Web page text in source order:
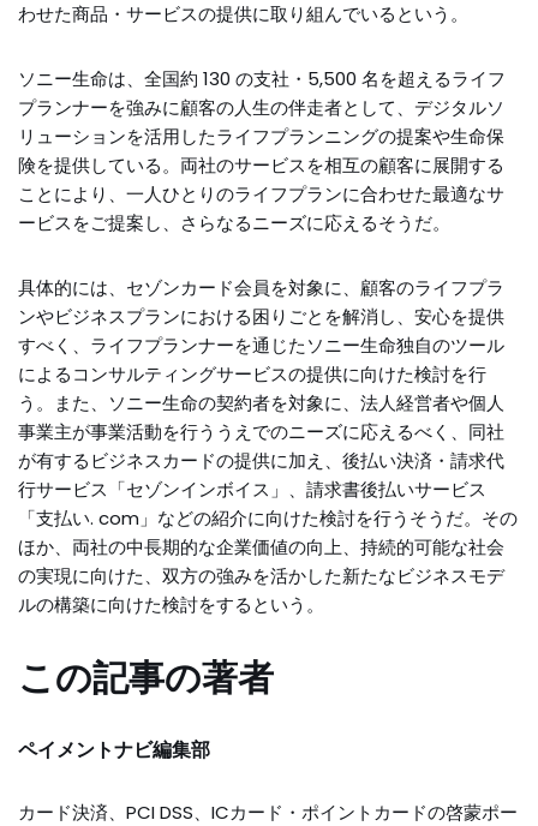
わせた商品・サービスの提供に取り組んでいるという。
ソニー生命は、全国約 130 の支社・5,500 名を超えるライフ
プランナーを強みに顧客の人生の伴走者として、デジタルソ
リューションを活用したライフプランニングの提案や生命保
険を提供している。両社のサービスを相互の顧客に展開する
ことにより、一人ひとりのライフプランに合わせた最適なサ
ービスをご提案し、さらなるニーズに応えるそうだ。
具体的には、セゾンカード会員を対象に、顧客のライフプラ
ンやビジネスプランにおける困りごとを解消し、安心を提供
すべく、ライフプランナーを通じたソニー生命独自のツール
によるコンサルティングサービスの提供に向けた検討を行
う。また、ソニー生命の契約者を対象に、法人経営者や個人
事業主が事業活動を行ううえでのニーズに応えるべく、同社
が有するビジネスカードの提供に加え、後払い決済・請求代
行サービス「セゾンインボイス」、請求書後払いサービス
「支払い. com」などの紹介に向けた検討を行うそうだ。その
ほか、両社の中長期的な企業価値の向上、持続的可能な社会
の実現に向けた、双方の強みを活かした新たなビジネスモデ
ルの構築に向けた検討をするという。
この記事の著者
ペイメントナビ編集部
カード決済、PCI DSS、ICカード・ポイントカードの啓蒙ポー